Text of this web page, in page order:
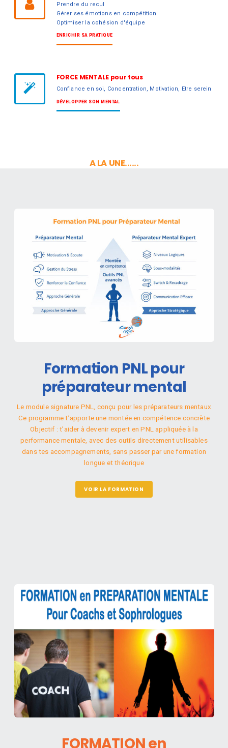
Prendre du recul
Gérer ses émotions en compétition
Optimiser la cohésion d'équipe
ENRICHIR SA PRATIQUE
FORCE MENTALE pour tous
Confiance en soi, Concentration, Motivation, Etre serein
DÉVELOPPER SON MENTAL
A LA UNE......
Formation PNL pour
préparateur mental
Le module signature PNL, conçu pour les préparateurs mentaux
Ce programme t’apporte une montée en compétence concrète
Objectif : t’aider à devenir expert en PNL appliquée à la
performance mentale, avec des outils directement utilisables
dans tes accompagnements, sans passer par une formation
longue et théorique
VOIR LA FORMATION
FORMATION en